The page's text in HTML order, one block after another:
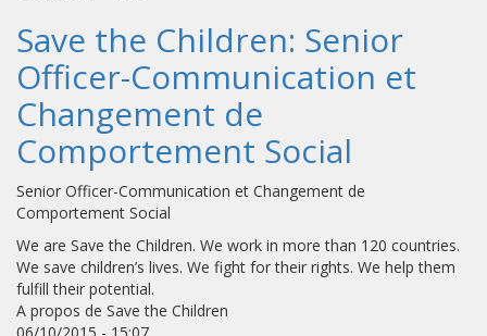
Save the Children: Senior
Officer-Communication et
Changement de
Comportement Social
Senior Officer-Communication et Changement de
Comportement Social
We are Save the Children. We work in more than 120 countries.
We save children’s lives. We fight for their rights. We help them
fulfill their potential.
A propos de Save the Children